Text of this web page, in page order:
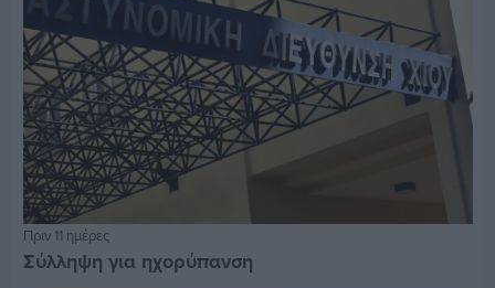
Πριν 11 ημέρες
Σύλληψη για ηχορύπανση